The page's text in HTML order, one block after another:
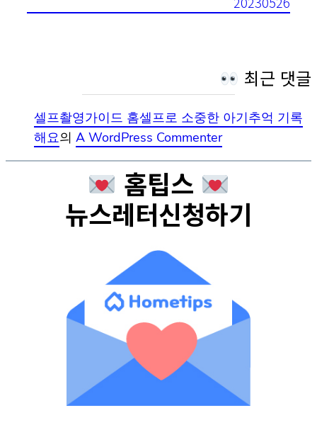
최근 댓글
셀프촬영가이드 홈셀프로 소중한 아기추억 기록
해요의 A WordPress Commenter
홈팁스
뉴스레터신청하기